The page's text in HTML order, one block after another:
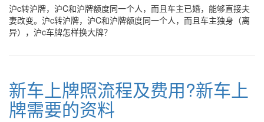
沪c转沪牌，沪C和沪牌额度同一个人，而且车主已婚，能够直接夫
妻改变。沪c转沪牌，沪C和沪牌额度同一个人，而且车主独身（离
异），沪c车牌怎样换大牌？
新车上牌照流程及费用?新车上
牌需要的资料